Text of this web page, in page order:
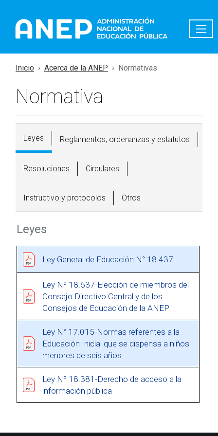
Inicio Acerca de la ANEP Normativas
Normativa
Leyes Reglamentos, ordenanzas y estatutos
Resoluciones Circulares
Instructivo y protocolos Otros
Leyes
Ley General de Educación N° 18.437
Ley Nº 18.637-Elección de miembros del
Consejo Directivo Central y de los
Consejos de Educación de la ANEP
Ley N° 17.015-Normas referentes a la
Educación Inicial que se dispensa a niños
menores de seis años
Ley Nº 18.381-Derecho de acceso a la
información pública